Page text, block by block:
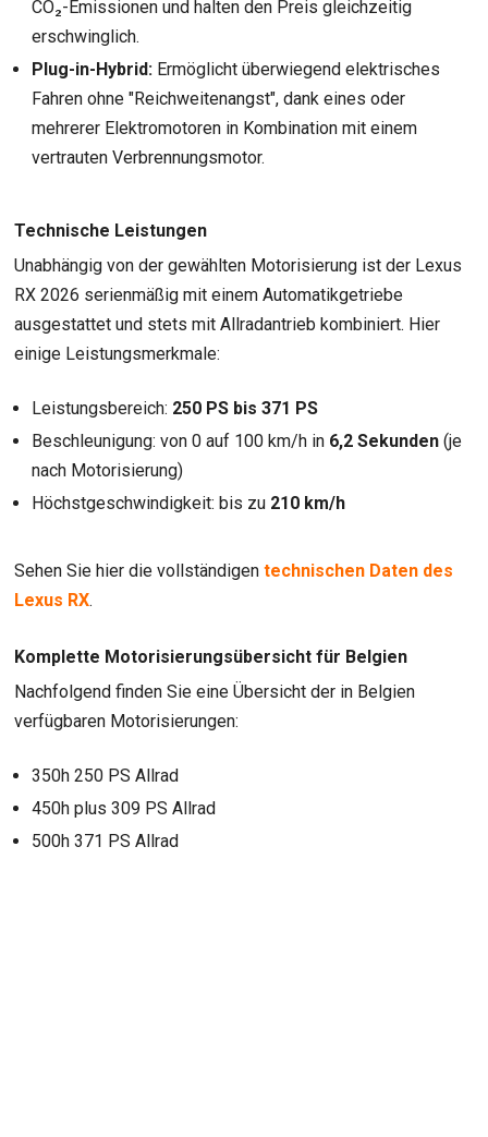
CO₂-Emissionen und halten den Preis gleichzeitig
erschwinglich.
Plug-in-Hybrid: Ermöglicht überwiegend elektrisches
Fahren ohne "Reichweitenangst", dank eines oder
mehrerer Elektromotoren in Kombination mit einem
vertrauten Verbrennungsmotor.
Technische Leistungen
Unabhängig von der gewählten Motorisierung ist der Lexus
RX 2026 serienmäßig mit einem Automatikgetriebe
ausgestattet und stets mit Allradantrieb kombiniert. Hier
einige Leistungsmerkmale:
Leistungsbereich: 250 PS bis 371 PS
Beschleunigung: von 0 auf 100 km/h in 6,2 Sekunden (je
nach Motorisierung)
Höchstgeschwindigkeit: bis zu 210 km/h
Sehen Sie hier die vollständigentechnischen Daten des
Lexus RX.
Komplette Motorisierungsübersicht für Belgien
Nachfolgend finden Sie eine Übersicht der in Belgien
verfügbaren Motorisierungen:
350h 250 PS Allrad
450h plus 309 PS Allrad
500h 371 PS Allrad